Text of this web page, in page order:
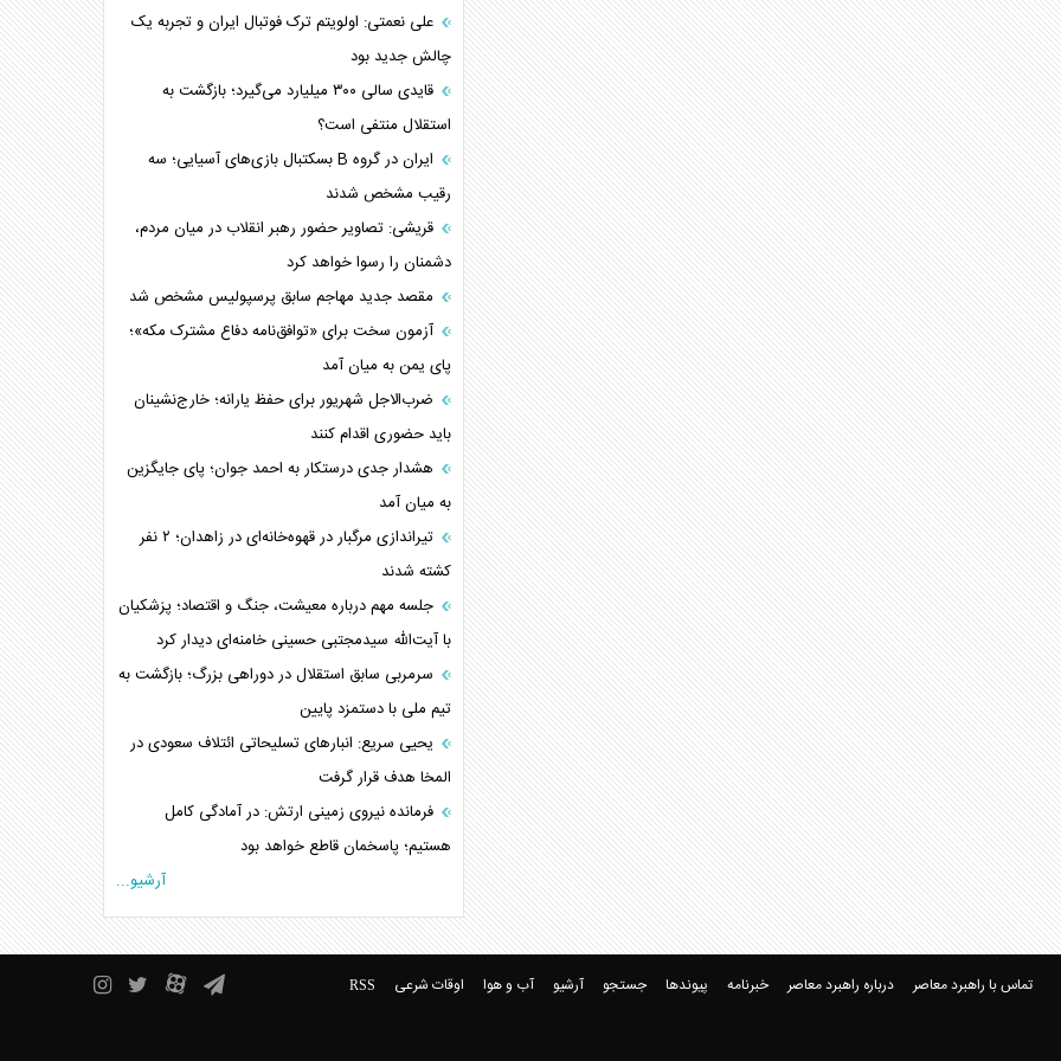
علی نعمتی: اولویتم ترک فوتبال ایران و تجربه یک
چالش جدید بود
قایدی سالی ۳۰۰ میلیارد می‌گیرد؛ بازگشت به
استقلال منتفی است؟
ایران در گروه B بسکتبال بازی‌های آسیایی؛ سه
رقیب مشخص شدند
قریشی: تصاویر حضور رهبر انقلاب در میان مردم،
دشمنان را رسوا خواهد کرد
مقصد جدید مهاجم سابق پرسپولیس مشخص شد
آزمون سخت برای «توافق‌نامه دفاع مشترک مکه»؛
پای یمن به میان آمد
ضرب‌الاجل شهریور برای حفظ یارانه؛ خارج‌نشینان
باید حضوری اقدام کنند
هشدار جدی درستکار به احمد جوان؛ پای جایگزین
به میان آمد
تیراندازی مرگبار در قهوه‌خانه‌ای در زاهدان؛ ۲ نفر
کشته شدند
جلسه مهم درباره معیشت، جنگ و اقتصاد؛ پزشکیان
با آیت‌الله سیدمجتبی حسینی خامنه‌ای دیدار کرد
سرمربی سابق استقلال در دوراهی بزرگ؛ بازگشت به
تیم ملی با دستمزد پایین
یحیی سریع: انبارهای تسلیحاتی ائتلاف سعودی در
المخا هدف قرار گرفت
فرمانده نیروی زمینی ارتش: در آمادگی کامل
هستیم؛ پاسخمان قاطع خواهد بود
آرشیو...
تماس با راهبرد معاصر درباره راهبرد معاصر خبرنامه پیوندها جستجو آرشیو آب و هوا اوقات شرعی RSS